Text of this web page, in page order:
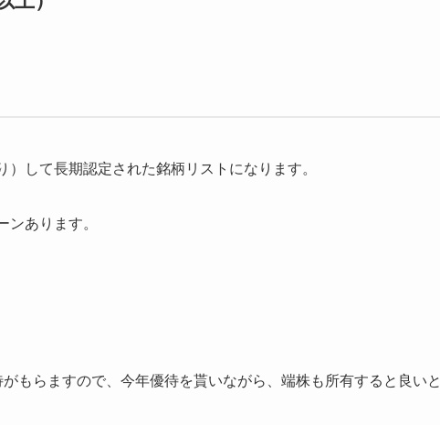
して長期認定された銘柄リストになります。
あります。
もらますので、今年優待を貰いながら、端株も所有すると良いと